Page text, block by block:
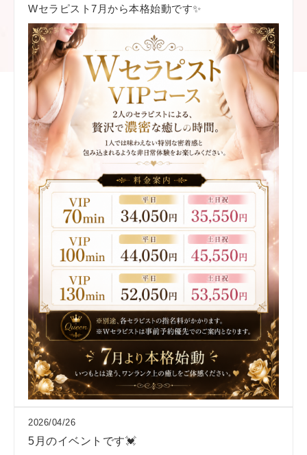
Wセラピスト7月から本格始動です✨
2026/04/26
5月のイベントです💓